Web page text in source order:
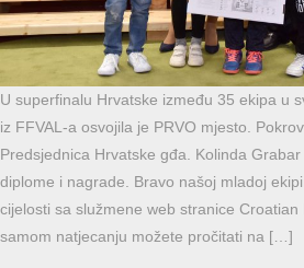
U superfinalu Hrvatske između 35 ekipa u
iz FFVAL-a osvojila je PRVO mjesto.
Predsjednica Hrvatske gđa. Kolinda
diplome i nagrade. Bravo našoj mladoj
cijelosti sa služmene web stranice
samom natjecanju možete pročitati na […]